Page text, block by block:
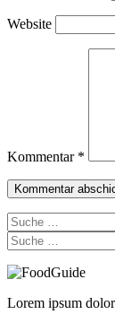
Website
Kommentar *
Suche
nach:
Suche
nach:
Lorem ipsum